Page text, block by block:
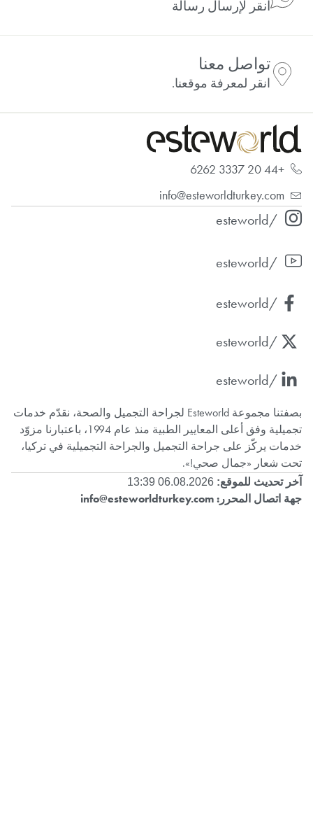
انقر لإرسال رسالة
تواصل معنا
انقر لمعرفة موقعنا.
+44 20 3337 6262
info@esteworldturkey.com
/esteworld
/esteworld
/esteworld
/esteworld
/esteworld
بصفتنا مجموعة Esteworld لجراحة التجميل والصحة، نقدّم خدمات
تجميلية وفق أعلى المعايير الطبية منذ عام 1994، باعتبارنا مزوّد
خدمات يركّز على جراحة التجميل والجراحة التجميلية في تركيا،
تحت شعار «جمال صحي!».
آخر تحديث للموقع:
جهة اتصال المحرر: info@esteworldturkey.com